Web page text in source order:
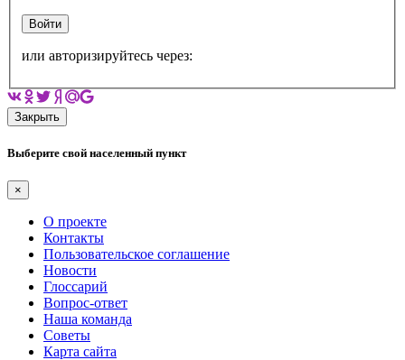
Войти
или авторизируйтесь через:
Закрыть
Выберите свой населенный пункт
×
О проекте
Контакты
Пользовательское соглашение
Новости
Глоссарий
Вопрос-ответ
Наша команда
Советы
Карта сайта